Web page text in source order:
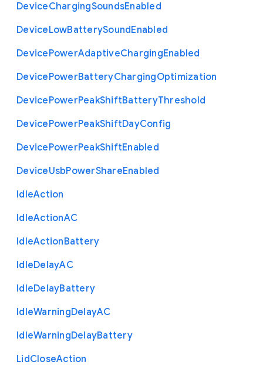
DeviceChargingSoundsEnabled
DeviceLowBatterySoundEnabled
DevicePowerAdaptiveChargingEnabled
DevicePowerBatteryChargingOptimization
DevicePowerPeakShiftBatteryThreshold
DevicePowerPeakShiftDayConfig
DevicePowerPeakShiftEnabled
DeviceUsbPowerShareEnabled
IdleAction
IdleActionAC
IdleActionBattery
IdleDelayAC
IdleDelayBattery
IdleWarningDelayAC
IdleWarningDelayBattery
LidCloseAction